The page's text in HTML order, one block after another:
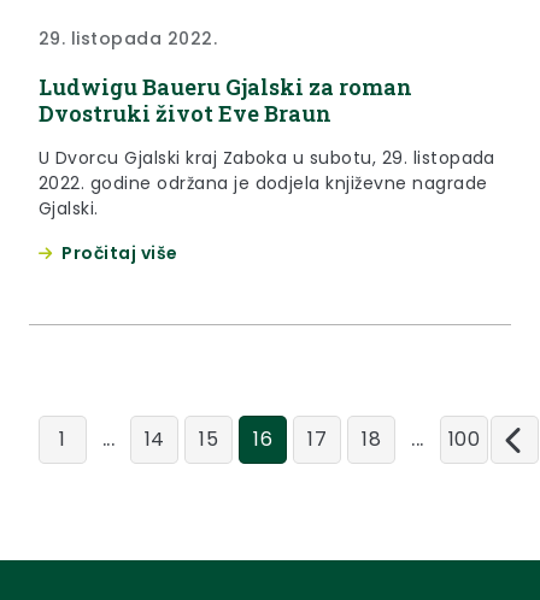
29. listopada 2022.
Ludwigu Baueru Gjalski za roman
Dvostruki život Eve Braun
U Dvorcu Gjalski kraj Zaboka u subotu, 29. listopada
2022. godine održana je dodjela književne nagrade
Gjalski.
Pročitaj više
1 ... 14 15 16 17 18 ... 100